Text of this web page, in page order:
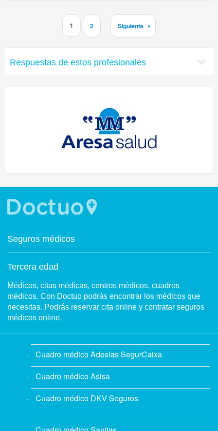
1 2 Siguiente
Respuestas de estos profesionales
Seguros médicos
Tercera edad
Médicos, citas médicas, centros médicos, cuadros
médicos. Con Doctuo podrás encontrar los médicos que
necesitas. Podrás reservar cita online y contratar seguros
médicos online.
Cuadro médico Adeslas SegurCaixa
Cuadro médico Asisa
Cuadro médico DKV Seguros